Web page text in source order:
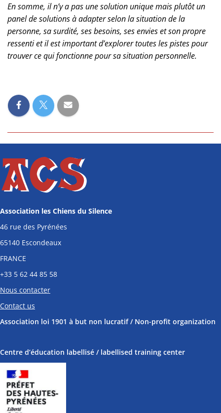
En somme, il n’y a pas une solution unique mais plutôt un
panel de solutions à adapter selon la situation de la
personne, sa surdité, ses besoins, ses envies et son propre
ressenti et il est important d’explorer toutes les pistes pour
trouver ce qui fonctionne pour sa situation personnelle.
Association les Chiens du Silence
46 rue des Pyrénées
65140 Escondeaux
FRANCE
+33 5 62 44 85 58
Nous contacter
Contact us
Association loi 1901 à but non lucratif / Non-profit organization
Centre d’éducation labellisé / labellised training center